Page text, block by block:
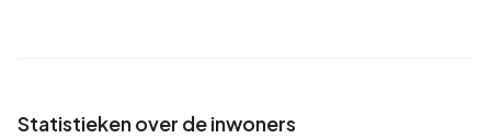
Statistieken over de inwoners